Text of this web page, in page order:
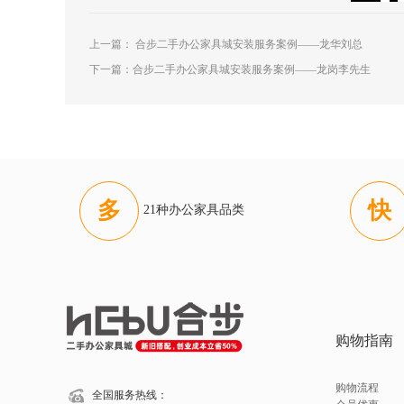
上一篇： 合步二手办公家具城安装服务案例——龙华刘总
下一篇： 合步二手办公家具城安装服务案例——龙岗李先生
多 21种办公家具品类 快
全国服务热线：
购物指南
购物流程